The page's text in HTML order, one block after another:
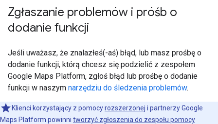
Zgłaszanie problemów i próśb o
dodanie funkcji
Jeśli uważasz, że znalazłeś(-aś) błąd, lub masz prośbę o
dodanie funkcji, którą chcesz się podzielić z zespołem
Google Maps Platform, zgłoś błąd lub prośbę o dodanie
funkcji w naszym narzędziu do śledzenia problemów.
Klienci korzystający z pomocyrozszerzonej i partnerzy Google
Maps Platform powinni tworzyć zgłoszenia do zespołu pomocy